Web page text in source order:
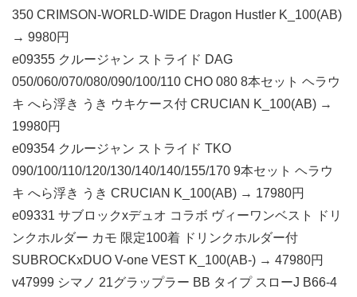
350 CRIMSON-WORLD-WIDE Dragon Hustler K_100(AB)
→ 9980円
e09355 クルージャン ストライド DAG
050/060/070/080/090/100/110 CHO 080 8本セット ヘラウ
キ へら浮き うき ウキケース付 CRUCIAN K_100(AB) →
19980円
e09354 クルージャン ストライド TKO
090/100/110/120/130/140/140/155/170 9本セット ヘラウ
キ へら浮き うき CRUCIAN K_100(AB) → 17980円
e09331 サブロックxデュオ コラボ ヴィーワンベスト ドリ
ンクホルダー カモ 限定100着 ドリンクホルダー付
SUBROCKxDUO V-one VEST K_100(AB-) → 47980円
v47999 シマノ 21グラップラー BB タイプ スローJ B66-4